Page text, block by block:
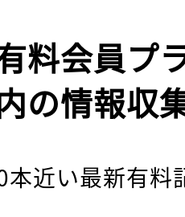
料会員プ
の情報収
本近い最新有料